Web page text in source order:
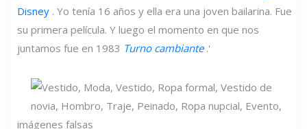
Disney . Yo tenía 16 años y ella era una joven bailarina. Fue
su primera película. Y luego el momento en que nos
juntamos fue en 1983 Turno cambiante .'
imágenes falsas